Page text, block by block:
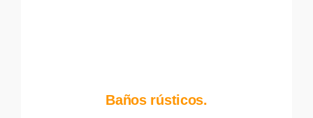
Baños rústicos.